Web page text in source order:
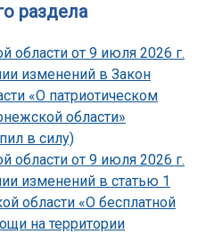
раздела
области от 9 июля 2026 г.
изменений в Закон
«О патриотическом
области»
в силу)
области от 9 июля 2026 г.
изменений в статью 1
области «О бесплатной
на территории